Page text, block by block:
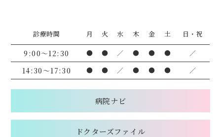
診療時間 月 火 水 木 金 土 日・祝
9:00〜12:30 ● ● ／ ● ● ● ／
14:30～17:30 ● ● ／ ● ● ● ／
病院ナビ
ドクターズファイル